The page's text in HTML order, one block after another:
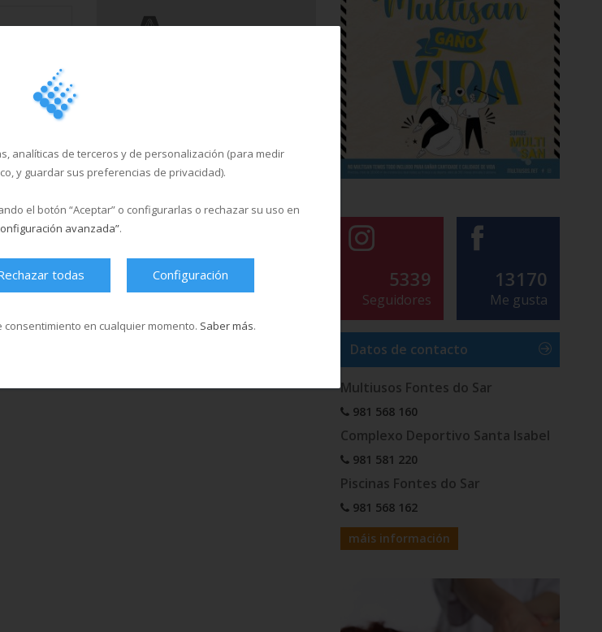
nuestro
en
5339
Seguidores
13170
Me gusta
Datos de contacto
Multiusos Fontes do Sar
981 568 160
Complexo Deportivo Santa Isabel
981 581 220
Piscinas Fontes do Sar
981 568 162
máis información
analíticas de terceros y de personalización (para medir
y guardar sus preferencias de privacidad).
el botón “Aceptar” o configurarlas o rechazar su uso en
avanzada”.
todas Configuración
en cualquier momento. Saber más.